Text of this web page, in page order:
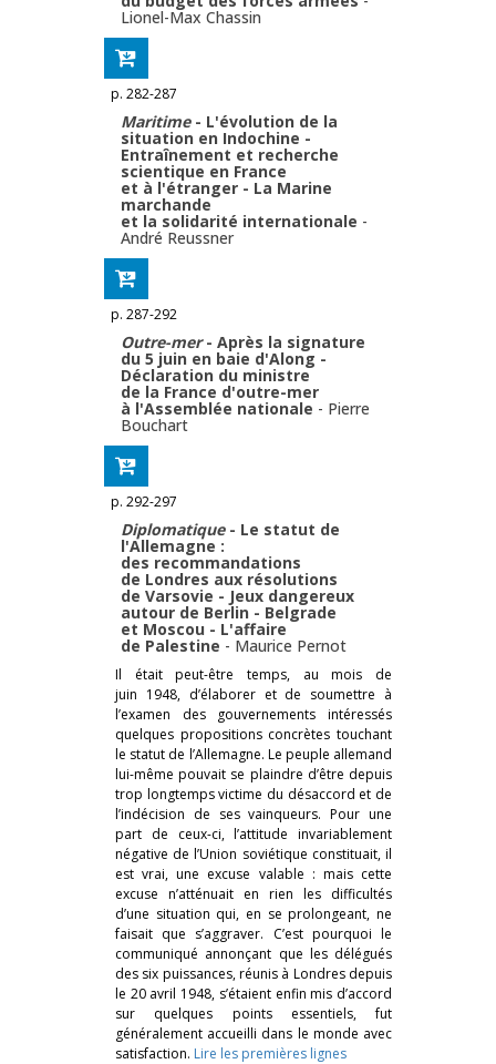
Lionel-Max Chassin
p. 282-287
Maritime - L'évolution de la
situation en Indochine -
Entraînement et recherche
scientique en France
et à l'étranger - La Marine
marchande
et la solidarité internationale -
André Reussner
p. 287-292
Outre-mer- Après la signature
du 5 juin en baie d'Along -
Déclaration du ministre
de la France d'outre-mer
à l'Assemblée nationale - Pierre
Bouchart
p. 292-297
Diplomatique - Le statut de
l'Allemagne :
des recommandations
de Londres aux résolutions
de Varsovie - Jeux dangereux
autour de Berlin - Belgrade
et Moscou - L'affaire
de Palestine - Maurice Pernot
Il était peut-être temps, au mois de
juin 1948, d’élaborer et de soumettre à
l’examen des gouvernements intéressés
quelques propositions concrètes touchant
le statut de l’Allemagne. Le peuple allemand
lui-même pouvait se plaindre d’être depuis
trop longtemps victime du désaccord et de
l’indécision de ses vainqueurs. Pour une
part de ceux-ci, l’attitude invariablement
négative de l’Union soviétique constituait, il
est vrai, une excuse valable : mais cette
excuse n’atténuait en rien les difficultés
d’une situation qui, en se prolongeant, ne
faisait que s’aggraver. C’est pourquoi le
communiqué annonçant que les délégués
des six puissances, réunis à Londres depuis
le 20 avril 1948, s’étaient enfin mis d’accord
sur quelques points essentiels, fut
généralement accueilli dans le monde avec
satisfaction. Lire les premières lignes